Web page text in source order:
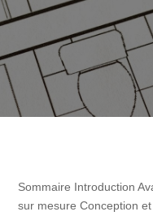
Sommaire Introduction
sur mesure Conception